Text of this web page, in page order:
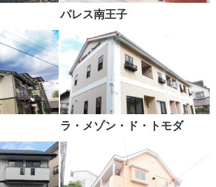
パレス南王子
ラ・メゾン・ド・トモダ